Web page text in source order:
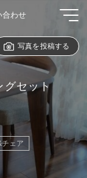
合わせ
グセット
ェア
写真を投稿する